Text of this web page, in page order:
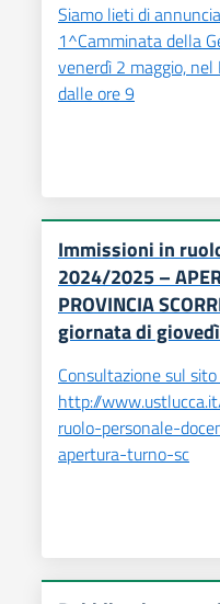
Siamo lieti di
1^Camminata della
venerdì 2 maggio, nel
dalle ore 9
Immissioni in
2024/2025 –
PROVINCIA
giornata di
Consultazione sul
http://
ruolo-personale-
apertura-turno-sc